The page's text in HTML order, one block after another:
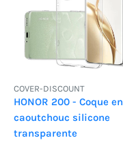
COVER-DISCOUNT
HONOR 200 - Coque en
caoutchouc silicone
transparente